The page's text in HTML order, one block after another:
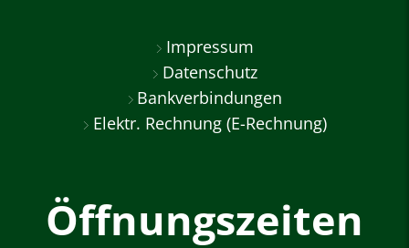
Impressum
Datenschutz
Bankverbindungen
Elektr. Rechnung (E-Rechnung)
Öffnungszeiten